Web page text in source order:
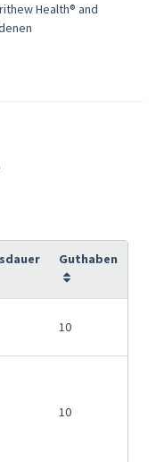
Health® and
Guthaben
10
10